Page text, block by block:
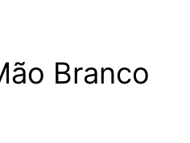
Branco